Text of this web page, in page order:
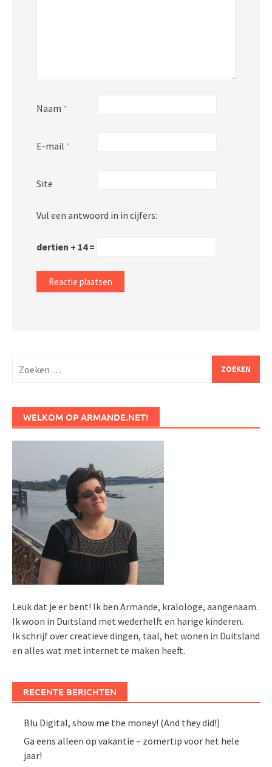
Naam *
E-mail *
Site
Vul een antwoord in in cijfers:
dertien + 14 =
naar:
WELKOM OP ARMANDE.NET!
Leuk dat je er bent! Ik ben Armande, kralologe, aangenaam.
Ik woon in Duitsland met wederhelft en harige kinderen.
Ik schrijf over creatieve dingen, taal, het wonen in Duitsland
en alles wat met internet te maken heeft.
RECENTE BERICHTEN
Blu Digital, show me the money! (And they did!)
Ga eens alleen op vakantie – zomertip voor het hele
jaar!